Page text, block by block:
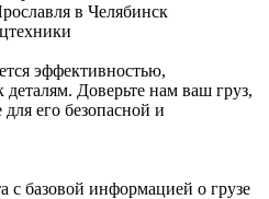
в Челябинск
эффективностью,
Доверьте нам ваш груз,
его безопасной и
с базовой информацией о грузе